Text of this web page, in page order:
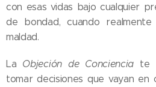
con esas vidas bajo cualquier
de bondad, cuando
maldad.
La Objeción de Conciencia te
tomar decisiones que vayan